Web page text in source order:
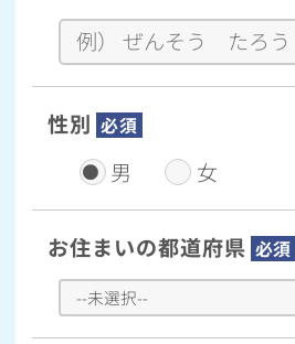
性別 必須
男 女
お住まいの都道府県 必須